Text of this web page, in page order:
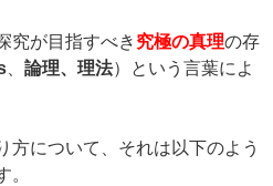
究が目指すべき 究極の真理の存
、論理、理法）という言葉によ
方について、それは以下のよう
。